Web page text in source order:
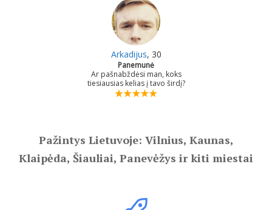
Arkadijus, 30
Panemunė
Ar pašnabždėsi man, koks
tiesiausias kelias į tavo širdį?
Pažintys Lietuvoje: Vilnius, Kaunas,
Klaipėda, Šiauliai, Panevėžys ir kiti miestai